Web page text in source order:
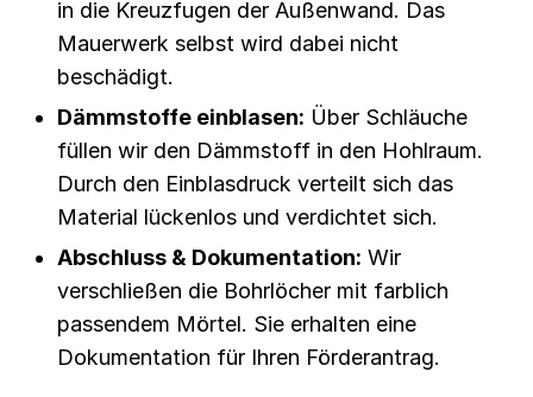
in die Kreuzfugen der Außenwand. Das
Mauerwerk selbst wird dabei nicht
beschädigt.
Dämmstoffe einblasen: Über Schläuche
füllen wir den Dämmstoff in den Hohlraum.
Durch den Einblasdruck verteilt sich das
Material lückenlos und verdichtet sich.
Abschluss & Dokumentation: Wir
verschließen die Bohrlöcher mit farblich
passendem Mörtel. Sie erhalten eine
Dokumentation für Ihren Förderantrag.